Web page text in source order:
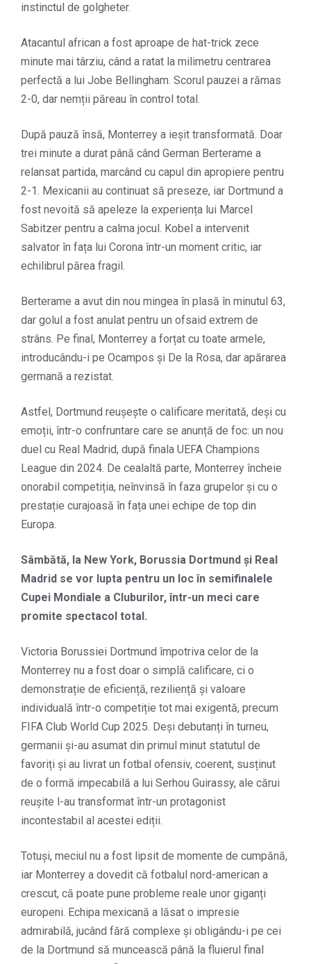
instinctul de golgheter.
Atacantul african a fost aproape de hat-trick zece
minute mai târziu, când a ratat la milimetru centrarea
perfectă a lui Jobe Bellingham. Scorul pauzei a rămas
2-0, dar nemții păreau în control total.
După pauză însă, Monterrey a ieșit transformată. Doar
trei minute a durat până când German Berterame a
relansat partida, marcând cu capul din apropiere pentru
2-1. Mexicanii au continuat să preseze, iar Dortmund a
fost nevoită să apeleze la experiența lui Marcel
Sabitzer pentru a calma jocul. Kobel a intervenit
salvator în fața lui Corona într-un moment critic, iar
echilibrul părea fragil.
Berterame a avut din nou mingea în plasă în minutul 63,
dar golul a fost anulat pentru un ofsaid extrem de
strâns. Pe final, Monterrey a forțat cu toate armele,
introducându-i pe Ocampos și De la Rosa, dar apărarea
germană a rezistat.
Astfel, Dortmund reușește o calificare meritată, deși cu
emoții, într-o confruntare care se anunță de foc: un nou
duel cu Real Madrid, după finala UEFA Champions
League din 2024. De cealaltă parte, Monterrey încheie
onorabil competiția, neînvinsă în faza grupelor și cu o
prestație curajoasă în fața unei echipe de top din
Europa.
Sâmbătă, la New York, Borussia Dortmund și Real
Madrid se vor lupta pentru un loc în semifinalele
Cupei Mondiale a Cluburilor, într-un meci care
promite spectacol total.
Victoria Borussiei Dortmund împotriva celor de la
Monterrey nu a fost doar o simplă calificare, ci o
demonstrație de eficiență, reziliență și valoare
individuală într-o competiție tot mai exigentă, precum
FIFA Club World Cup 2025. Deși debutanți în turneu,
germanii și-au asumat din primul minut statutul de
favoriți și au livrat un fotbal ofensiv, coerent, susținut
de o formă impecabilă a lui Serhou Guirassy, ale cărui
reușite l-au transformat într-un protagonist
incontestabil al acestei ediții.
Totuși, meciul nu a fost lipsit de momente de cumpănă,
iar Monterrey a dovedit că fotbalul nord-american a
crescut, că poate pune probleme reale unor giganți
europeni. Echipa mexicană a lăsat o impresie
admirabilă, jucând fără complexe și obligându-i pe cei
de la Dortmund să muncească până la fluierul final